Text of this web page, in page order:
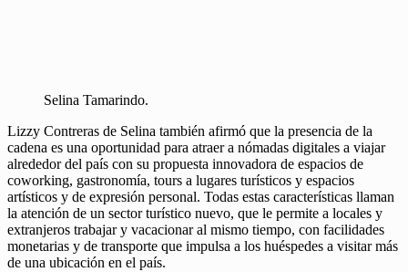
Selina Tamarindo.
Lizzy Contreras de Selina también afirmó que la presencia de la
cadena es una oportunidad para atraer a nómadas digitales a viajar
alrededor del país con su propuesta innovadora de espacios de
coworking, gastronomía, tours a lugares turísticos y espacios
artísticos y de expresión personal. Todas estas características llaman
la atención de un sector turístico nuevo, que le permite a locales y
extranjeros trabajar y vacacionar al mismo tiempo, con facilidades
monetarias y de transporte que impulsa a los huéspedes a visitar más
de una ubicación en el país.